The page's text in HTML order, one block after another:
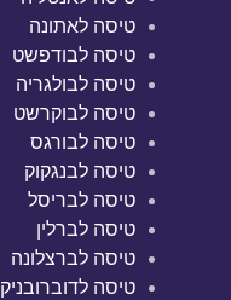
טיסה לאתונה
טיסה לבודפשט
טיסה לבולגריה
טיסה לבוקרשט
טיסה לבורגס
טיסה לבנגקוק
טיסה לבריסל
טיסה לברלין
טיסה לברצלונה
טיסה לדוברובניק